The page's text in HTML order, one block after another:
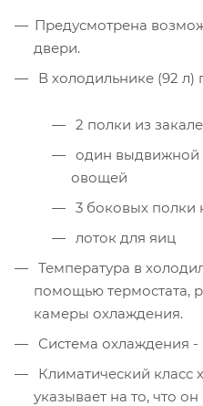
Предусмотрена
двери.
В холодильнике (92 л)
2 полки из
один выдвижной
овощей
3 боковых полки
лоток для яиц
Температура в
помощью термостата,
камеры охлаждения.
Система охлаждения -
Климатический класс
указывает на то, что